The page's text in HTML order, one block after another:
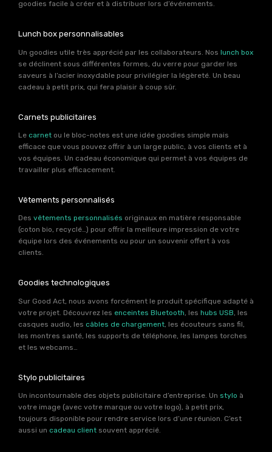
goodies facile à créer et à distribuer lors d’événements.
Lunch box personnalisables
Un goodies utile très apprécié par les collaborateurs. Nos lunch box
se déclinent sous différentes formes, du verre pour garder les
saveurs à l’acier inoxydable pour privilégier la légèreté. Un beau
cadeau à petit prix, qui fera plaisir à coup sûr.
Carnets publicitaires
Le carnet ou le bloc-notes est une idée goodies simple mais
efficace que vous pouvez offrir à un large public, à vos clients et à
vos équipes. Un cadeau économique qui permet à vos équipes de
travailler plus efficacement.
Vêtements personnalisés
Des vêtements personnalisés originaux en matière responsable
(coton bio, recyclé…) pour offrir la meilleure impression de votre
équipe lors des événements ou pour un souvenir offert à vos
clients.
Goodies technologiques
Sur Good Act, nous avons forcément le produit spécifique adapté à
votre projet. Découvrez les enceintes Bluetooth, les hubs USB, les
casques audio, les câbles de chargement, les écouteurs sans fil,
les montres santé, les supports de téléphone, les lampes torches
et les webcams…
Stylo publicitaires
Un incontournable des objets publicitaire d’entreprise. Un stylo à
votre image (avec votre marque ou votre logo), à petit prix,
toujours disponible pour rendre service lors d’une réunion. C’est
aussi un cadeau client souvent apprécié.